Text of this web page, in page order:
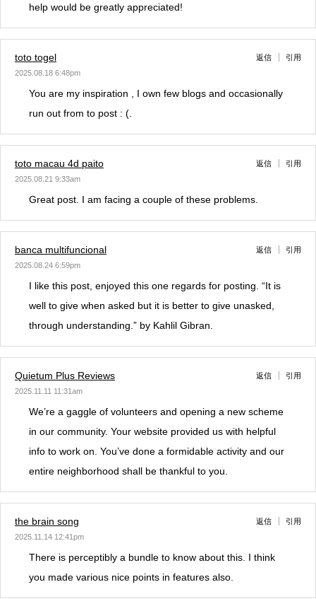
help would be greatly appreciated!
toto togel
2025.08.18 6:48pm
返信 引用
You are my inspiration , I own few blogs and occasionally
run out from to post : (.
toto macau 4d paito
2025.08.21 9:33am
返信 引用
Great post. I am facing a couple of these problems.
banca multifuncional
2025.08.24 6:59pm
返信 引用
I like this post, enjoyed this one regards for posting. “It is
well to give when asked but it is better to give unasked,
through understanding.” by Kahlil Gibran.
Quietum Plus Reviews
2025.11.11 11:31am
返信 引用
We’re a gaggle of volunteers and opening a new scheme
in our community. Your website provided us with helpful
info to work on. You’ve done a formidable activity and our
entire neighborhood shall be thankful to you.
the brain song
2025.11.14 12:41pm
返信 引用
There is perceptibly a bundle to know about this. I think
you made various nice points in features also.